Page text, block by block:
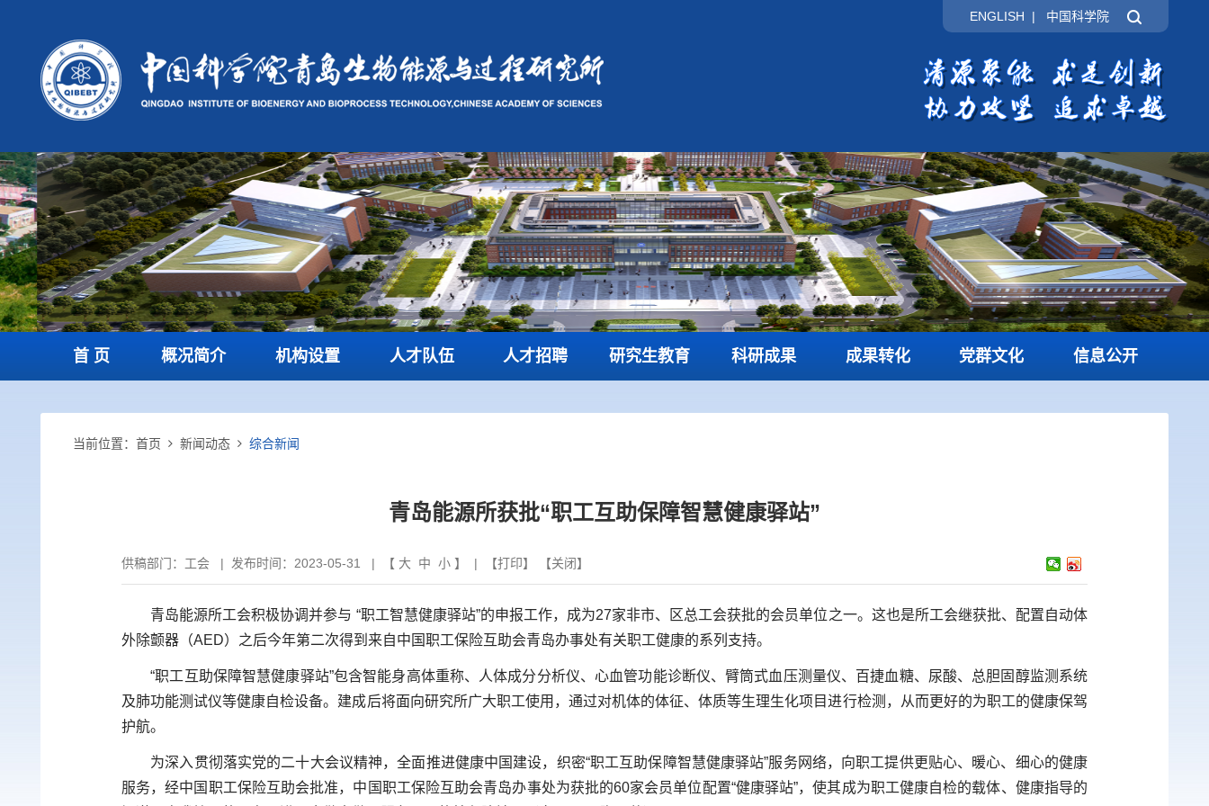
ENGLISH | 中国科学院
首 页 概况简介 机构设置 人才队伍 人才招聘 研究生教育 科研成果 成果转化 党群文化 信息公开
当前位置： 首页 新闻动态 综合新闻
青岛能源所获批“职工互助保障智慧健康驿站”
供稿部门： 工会 | 发布时间：2023-05-31 | 【 大 中 小 】 | 【打印】 【关闭】
青岛能源所工会积极协调并参与 “职工智慧健康驿站”的申报工作，成为27家非市、区总工会获批的会员单位之一。这也是所工会继获批、配置自动体
外除颤器（AED）之后今年第二次得到来自中国职工保险互助会青岛办事处有关职工健康的系列支持。
“职工互助保障智慧健康驿站”包含智能身高体重称、人体成分分析仪、心血管功能诊断仪、臂筒式血压测量仪、百捷血糖、尿酸、总胆固醇监测系统
及肺功能测试仪等健康自检设备。建成后将面向研究所广大职工使用，通过对机体的体征、体质等生理生化项目进行检测，从而更好的为职工的健康保驾
护航。
为深入贯彻落实党的二十大会议精神，全面推进健康中国建设，织密“职工互助保障智慧健康驿站”服务网络，向职工提供更贴心、暖心、细心的健康
服务，经中国职工保险互助会批准，中国职工保险互助会青岛办事处为获批的60家会员单位配置“健康驿站”，使其成为职工健康自检的载体、健康指导的